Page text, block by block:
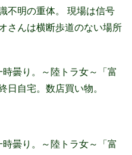
不明の重体。 現場は信号
さんは横断歩道のない場所
曇り。～陸トラ女～「富
自宅。数店買い物。
曇り。～陸トラ女～「富